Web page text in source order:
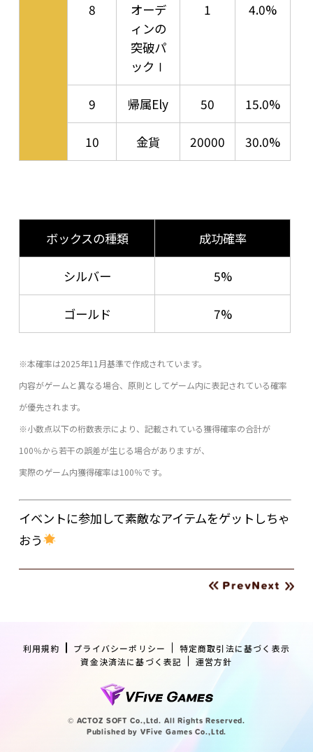
8
オーデ
ィンの
突破パ
ックⅠ
1 4.0%
9 帰属Ely 50 15.0%
10 金貨 20000 30.0%
ボックスの種類 成功確率
シルバー 5%
ゴールド 7%
※本確率は2025年11月基準で作成されています。
内容がゲームと異なる場合、原則としてゲーム内に表記されている確率
が優先されます。
※小数点以下の桁数表示により、記載されている獲得確率の合計が
100％から若干の誤差が生じる場合がありますが、
実際のゲーム内獲得確率は100％です。
イベントに参加して素敵なアイテムをゲットしちゃ
おう
利用規約 プライバシーポリシー
特定商取引法に基づく表示
資金決済法に基づく表記
運営方針
© ACTOZ SOFT Co.,Ltd. All Rights Reserved.
Published by VFive Games Co.,Ltd.